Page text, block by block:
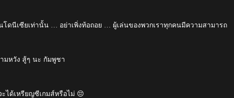
ดนีเซียเท่านั้น … อย่าเพิ่งท้อถอย … ผู้เล่นของพวกเราทุกคนมีความสามารถ
มหวัง สู้ๆ นะ กัมพูชา
ได้เหรียญซีเกมส์หรือไม่ 😔